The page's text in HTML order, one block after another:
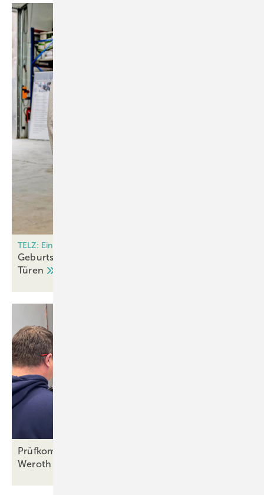
TELZ: Ein Prüfzentrum mit breitem Leistungsspektrum
Geburtshelfer, Arzt und Pathologe für Fenster und
Türen
Prüfkompetenz ausgebaut: Wie das TELZ in
Weroth Innovationen